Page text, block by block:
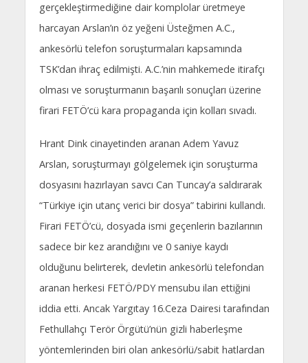
gerçekleştirmediğine dair komplolar üretmeye
harcayan Arslan’ın öz yeğeni Üsteğmen A.C.,
ankesörlü telefon soruşturmaları kapsamında
TSK’dan ihraç edilmişti. A.C.’nin mahkemede itirafçı
olması ve soruşturmanın başarılı sonuçları üzerine
firari FETÖ’cü kara propaganda için kolları sıvadı.
Hrant Dink cinayetinden aranan Adem Yavuz
Arslan, soruşturmayı gölgelemek için soruşturma
dosyasını hazırlayan savcı Can Tuncay’a saldırarak
“Türkiye için utanç verici bir dosya” tabirini kullandı.
Firari FETÖ’cü, dosyada ismi geçenlerin bazılarının
sadece bir kez arandığını ve 0 saniye kaydı
olduğunu belirterek, devletin ankesörlü telefondan
aranan herkesi FETÖ/PDY mensubu ilan ettiğini
iddia etti. Ancak Yargıtay 16.Ceza Dairesi tarafından
Fethullahçı Terör Örgütü’nün gizli haberleşme
yöntemlerinden biri olan ankesörlü/sabit hatlardan